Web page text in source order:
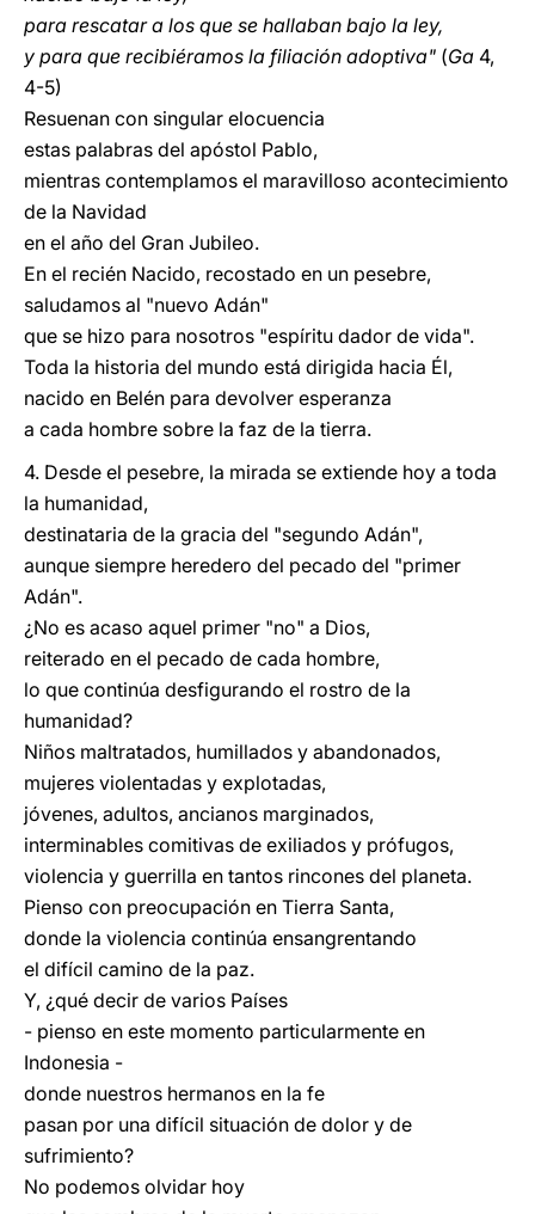
para rescatar a los que se hallaban bajo la ley,
y para que recibiéramos la filiación adoptiva" (Ga 4,
4-5)
Resuenan con singular elocuencia
estas palabras del apóstol Pablo,
mientras contemplamos el maravilloso acontecimiento
de la Navidad
en el año del Gran Jubileo.
En el recién Nacido, recostado en un pesebre,
saludamos al "nuevo Adán"
que se hizo para nosotros "espíritu dador de vida".
Toda la historia del mundo está dirigida hacia Él,
nacido en Belén para devolver esperanza
a cada hombre sobre la faz de la tierra.
4. Desde el pesebre, la mirada se extiende hoy a toda
la humanidad,
destinataria de la gracia del "segundo Adán",
aunque siempre heredero del pecado del "primer
Adán".
¿No es acaso aquel primer "no" a Dios,
reiterado en el pecado de cada hombre,
lo que continúa desfigurando el rostro de la
humanidad?
Niños maltratados, humillados y abandonados,
mujeres violentadas y explotadas,
jóvenes, adultos, ancianos marginados,
interminables comitivas de exiliados y prófugos,
violencia y guerrilla en tantos rincones del planeta.
Pienso con preocupación en Tierra Santa,
donde la violencia continúa ensangrentando
el difícil camino de la paz.
Y, ¿qué decir de varios Países
- pienso en este momento particularmente en
Indonesia -
donde nuestros hermanos en la fe
pasan por una difícil situación de dolor y de
sufrimiento?
No podemos olvidar hoy